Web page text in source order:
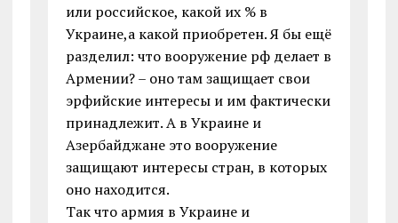
или российское, какой их % в
Украине,а какой приобретен. Я бы ещё
разделил: что вооружение рф делает в
Армении? – оно там защищает свои
эрфийские интересы и им фактически
принадлежит. А в Украине и
Азербайджане это вооружение
защищают интересы стран, в которых
оно находится.
Так что армия в Украине и